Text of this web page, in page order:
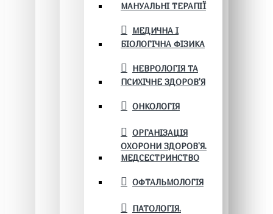
МАНУАЛЬНІ ТЕРАПІЇ
МЕДИЧНА І
БІОЛОГІЧНА ФІЗИКА
НЕВРОЛОГІЯ ТА
ПСИХІЧНЕ ЗДОРОВ’Я
ОНКОЛОГІЯ
ОРГАНІЗАЦІЯ
ОХОРОНИ ЗДОРОВ'Я.
МЕДСЕСТРИНСТВО
ОФТАЛЬМОЛОГІЯ
ПАТОЛОГІЯ.